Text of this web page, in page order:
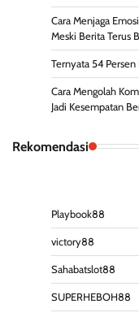
Cara Menjaga
Meski Berita Terus
Ternyata 54
Cara Mengolah
Jadi Kesempatan
Rekomendasi
Playbook88
victory88
Sahabatslot88
SUPERHEBOH88